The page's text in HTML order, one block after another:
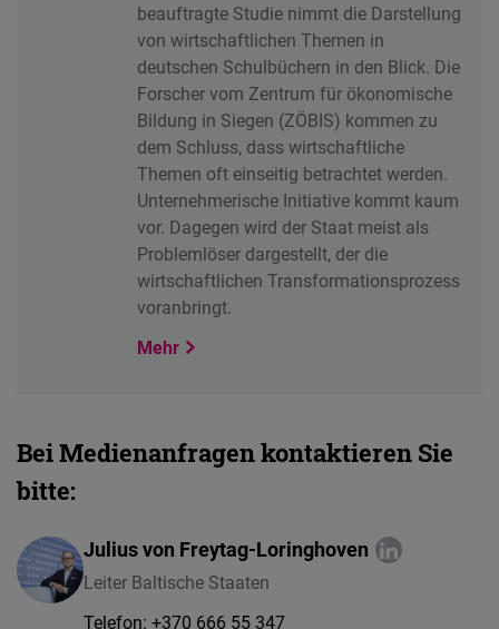
beauftragte Studie nimmt die Darstellung
von wirtschaftlichen Themen in
deutschen Schulbüchern in den Blick. Die
Forscher vom Zentrum für ökonomische
Bildung in Siegen (ZÖBIS) kommen zu
dem Schluss, dass wirtschaftliche
Themen oft einseitig betrachtet werden.
Unternehmerische Initiative kommt kaum
vor. Dagegen wird der Staat meist als
Problemlöser dargestellt, der die
wirtschaftlichen Transformationsprozess
voranbringt.
Mehr
Bei Medienanfragen kontaktieren Sie
bitte:
Julius von Freytag-Loringhoven
Leiter Baltische Staaten
Telefon: +370 666 55 347